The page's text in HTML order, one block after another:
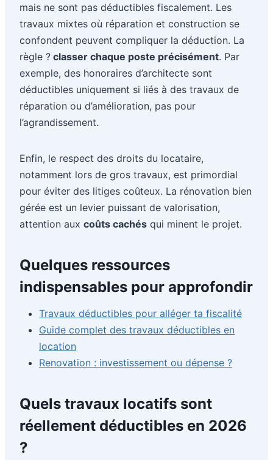
mais ne sont pas déductibles fiscalement. Les
travaux mixtes où réparation et construction se
confondent peuvent compliquer la déduction. La
règle ? classer chaque poste précisément. Par
exemple, des honoraires d’architecte sont
déductibles uniquement si liés à des travaux de
réparation ou d’amélioration, pas pour
l’agrandissement.
Enfin, le respect des droits du locataire,
notamment lors de gros travaux, est primordial
pour éviter des litiges coûteux. La rénovation bien
gérée est un levier puissant de valorisation,
attention aux coûts cachés qui minent le projet.
Quelques ressources
indispensables pour approfondir
Travaux déductibles pour alléger ta fiscalité
Guide complet des travaux déductibles en
location
Renovation : investissement ou dépense ?
Quels travaux locatifs sont
réellement déductibles en 2026
?